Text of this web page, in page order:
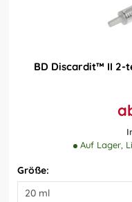
BD Discardit™ II 2-
Auf Lager,
Größe: